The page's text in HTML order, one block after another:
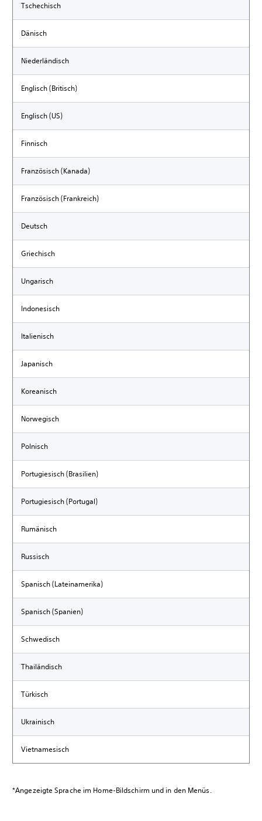
Tschechisch
Dänisch
Niederländisch
Englisch (Britisch)
Englisch (US)
Finnisch
Französisch (Kanada)
Französisch (Frankreich)
Deutsch
Griechisch
Ungarisch
Indonesisch
Italienisch
Japanisch
Koreanisch
Norwegisch
Polnisch
Portugiesisch (Brasilien)
Portugiesisch (Portugal)
Rumänisch
Russisch
Spanisch (Lateinamerika)
Spanisch (Spanien)
Schwedisch
Thailändisch
Türkisch
Ukrainisch
Vietnamesisch
*Angezeigte Sprache im Home-Bildschirm und in den Menüs.